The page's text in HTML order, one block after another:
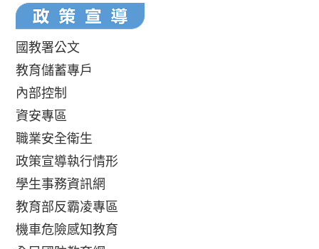
國教署公文
教育儲蓄專戶
內部控制
資安專區
職業安全衛生
政策宣導執行情形
學生事務資訊網
教育部反霸凌專區
機車危險感知教育